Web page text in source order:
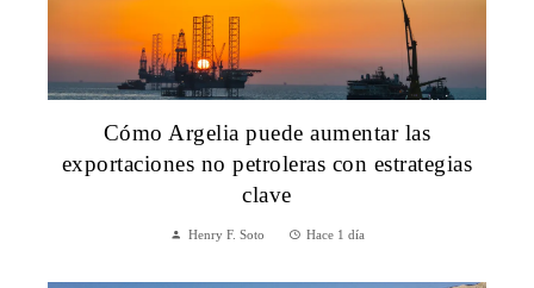
Cómo Argelia puede aumentar las
exportaciones no petroleras con estrategias
clave
Henry F. Soto Hace 1 día